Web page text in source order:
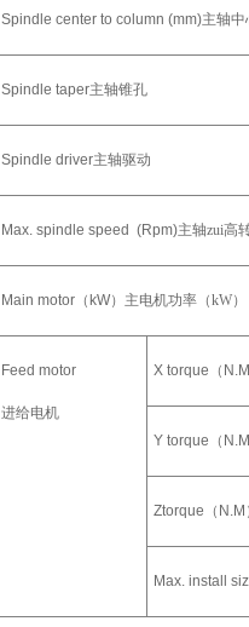
Spindle center to column (mm)主轴中
Spindle taper主轴锥孔
Spindle driver主轴驱动
Max. spindle speed (Rpm)主轴zui高
Main motor （ kW）主电机功率（kW）
Feed motor
进给电机
X torque （ N.M
Y torque （ N.M
Ztorque （ N.M
Max. install